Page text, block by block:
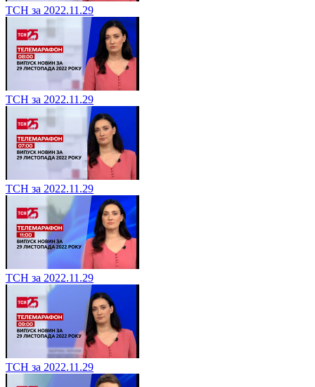
ТСН за 2022.11.29
ТСН за 2022.11.29
ТСН за 2022.11.29
ТСН за 2022.11.29
ТСН за 2022.11.29